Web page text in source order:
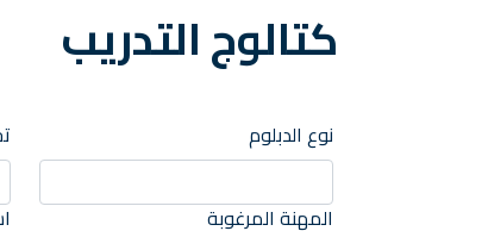
كتالوج التدريب
نوع الدبلوم
المهنة المرغوبة